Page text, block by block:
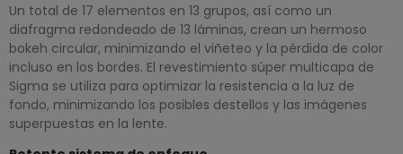
Un total de 17 elementos en 13 grupos, así como un
diafragma redondeado de 13 láminas, crean un hermoso
bokeh circular, minimizando el viñeteo y la pérdida de color
incluso en los bordes. El revestimiento súper multicapa de
Sigma se utiliza para optimizar la resistencia a la luz de
fondo, minimizando los posibles destellos y las imágenes
superpuestas en la lente.